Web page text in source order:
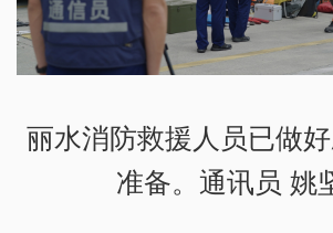
丽水消防救援人员已做
准备。通讯员 姚